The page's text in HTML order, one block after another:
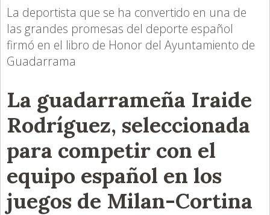
La deportista que se ha convertido en una de
las grandes promesas del deporte español
firmó en el libro de Honor del Ayuntamiento de
Guadarrama
La guadarrameña Iraide
Rodríguez, seleccionada
para competir con el
equipo español en los
juegos de Milan-Cortina